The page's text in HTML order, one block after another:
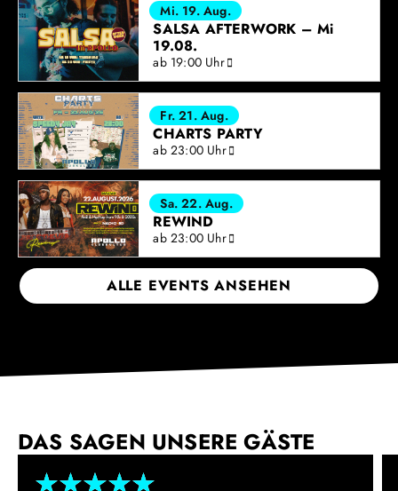
Mi. 19. Aug.
SALSA AFTERWORK – Mi
19.08.
ab 19:00 Uhr
Fr. 21. Aug.
CHARTS PARTY
ab 23:00 Uhr
Sa. 22. Aug.
REWIND
ab 23:00 Uhr
ALLE EVENTS ANSEHEN
DAS SAGEN UNSERE GÄSTE